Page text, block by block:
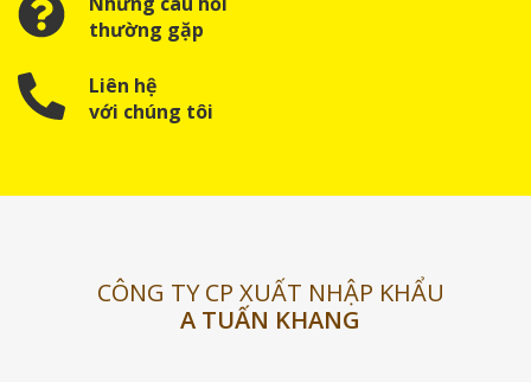
thường gặp
Liên hệ
với chúng tôi
CÔNG TY CP XUẤT NHẬP KHẨU
A TUẤN KHANG